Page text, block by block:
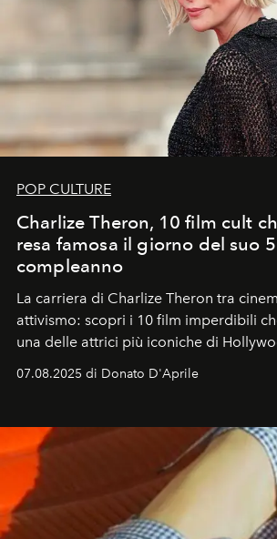
POP CULTURE
Charlize Theron, 10 film cult
resa famosa il giorno del suo
compleanno
La carriera di Charlize Theron tra
attivismo: scopri i 10 film imperdibili
una delle attrici più iconiche di
07.08.2025 di Donato D'Aprile